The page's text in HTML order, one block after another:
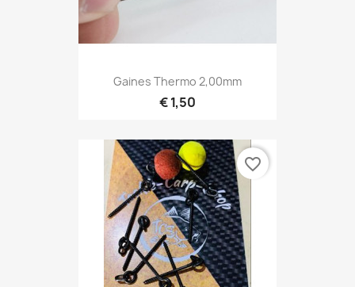
Gaines Thermo 2,00mm
€ 1,50
favorite_border